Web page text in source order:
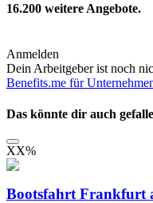
16.200 weitere Angebote.
Anmelden
Dein Arbeitgeber ist noch
Benefits.me für
Das könnte dir auch
XX%
Bootsfahrt Frankfurt